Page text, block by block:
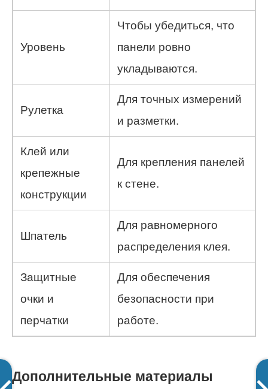
Уровень
Чтобы убедиться, что
панели ровно
укладываются.
Рулетка
Для точных измерений
и разметки.
Клей или
крепежные
конструкции
Для крепления панелей
к стене.
Шпатель
Для равномерного
распределения клея.
Защитные
очки и
перчатки
Для обеспечения
безопасности при
работе.
Дополнительные материалы